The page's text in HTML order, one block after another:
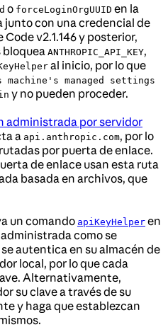
o forceLoginOrgUUID en la
con una credencial de
v2.1.146 y posterior,
bloquea ANTHROPIC_API_KEY,
al inicio, por lo que
machine's managed settings
y no pueden proceder.
administrada por servidor
a api.anthropic.com, por lo
por puerta de enlace.
de enlace usan esta ruta
basada en archivos, que
un comando apiKeyHelper en
como se
autentica en su almacén de
local, por lo que cada
Alternativamente,
su clave a través de su
y haga que establezcan